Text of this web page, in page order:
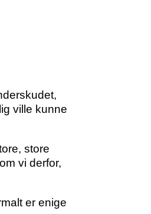
ville kunne
store
vi derfor,
er enige